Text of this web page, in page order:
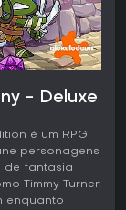
- Deluxe
é um RPG
personagens
de fantasia
Timmy Turner,
enquanto